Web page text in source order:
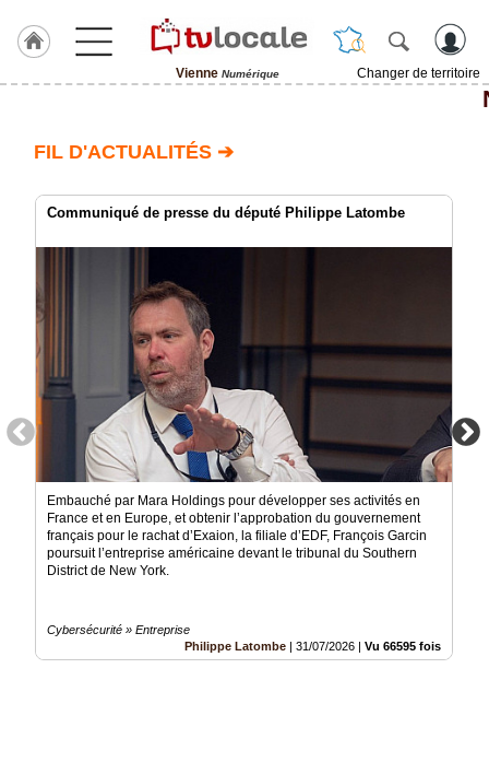
Vienne Numérique
Changer de territoire
Vienne
TvLocale
Accueil
RUBRIQUES
Gazette
Médias
groupe
Inscription
FIL D'ACTUALITÉS ➔
Communiqué de presse du député Philippe Latombe
Embauché par Mara Holdings pour développer ses activités en
France et en Europe, et obtenir l’approbation du gouvernement
français pour le rachat d’Exaion, la filiale d’EDF, François Garcin
poursuit l’entreprise américaine devant le tribunal du Southern
District de New York.
Cybersécurité » Entreprise
Philippe Latombe
31/07/2026 Vu 66595 fois